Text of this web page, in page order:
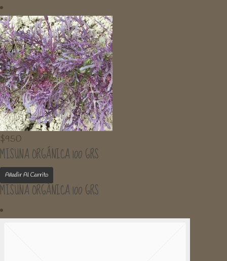
$950
MISUNA ORGÁNICA 100 GRS
Añadir Al Carrito
MISUNA ORGÁNICA 100 GRS